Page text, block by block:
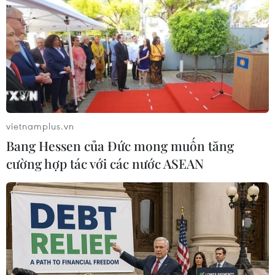
TIN LIÊN QUAN
vietnamplus.vn
Bang Hessen của Đức mong muốn tăng
cường hợp tác với các nước ASEAN